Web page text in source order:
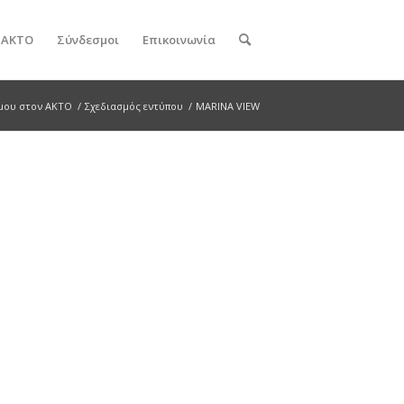
ΑΚΤΟ Σύνδεσμοι Επικοινωνία
στον ΑΚΤΟ / Σχεδιασμός εντύπου / MARINA VIEW